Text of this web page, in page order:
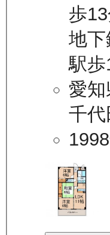
歩
地
駅歩
愛
千代